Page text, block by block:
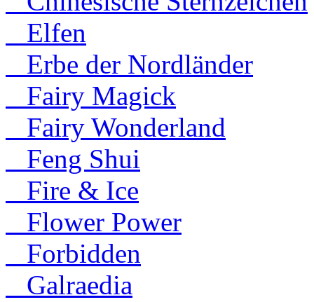
Elfen
Erbe der Nordländer
Fairy Magick
Fairy Wonderland
Feng Shui
Fire & Ice
Flower Power
Forbidden
Galraedia